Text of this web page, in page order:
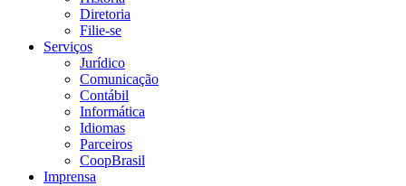
Diretoria
Filie-se
Serviços
Jurídico
Comunicação
Contábil
Informática
Idiomas
Parceiros
CoopBrasil
Imprensa